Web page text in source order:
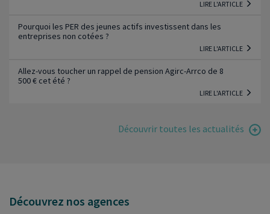
LIRE L'ARTICLE
Pourquoi les PER des jeunes actifs investissent dans les
entreprises non cotées ?
LIRE L'ARTICLE
Allez-vous toucher un rappel de pension Agirc-Arrco de 8
500 € cet été ?
LIRE L'ARTICLE
Découvrir toutes les actualités
Découvrez nos agences